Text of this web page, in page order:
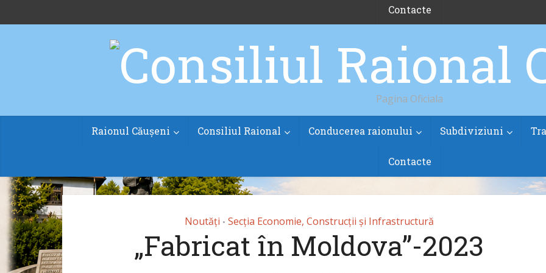
Pagina Oficiala
Raionul Căușeni Consiliul Raional Conducerea raionului Subdiviziuni
Contacte
Contacte
Noutăți • Secția Economie, Construcții și Infrastructură
„Fabricat în Moldova”-2023